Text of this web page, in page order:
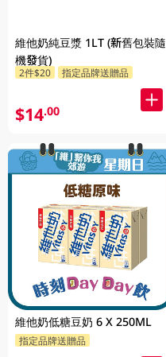
維他奶純豆漿 1LT (新舊包裝隨
機發貨)
2件$20 指定品牌送贈品
$14.00
維他奶低糖豆奶 6 X 250ML
指定品牌送贈品